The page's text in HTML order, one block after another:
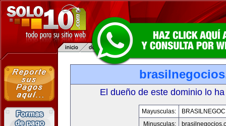
El dueño de este dominio lo
Mayusculas:
Minusculas: